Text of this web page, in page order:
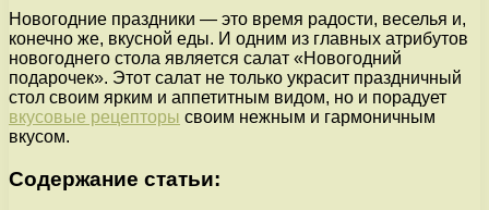
Новогодние праздники — это время радости, веселья и,
конечно же, вкусной еды. И одним из главных атрибутов
новогоднего стола является салат «Новогодний
подарочек». Этот салат не только украсит праздничный
стол своим ярким и аппетитным видом, но и порадует
вкусовые рецепторы своим нежным и гармоничным
вкусом.
Содержание статьи: